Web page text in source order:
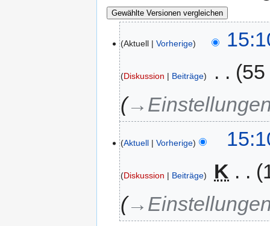
Aktuell Vorherige
Diskussion Beiträge
Aktuell Vorherige
Diskussion Beiträge K